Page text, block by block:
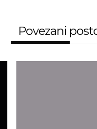
Povezani